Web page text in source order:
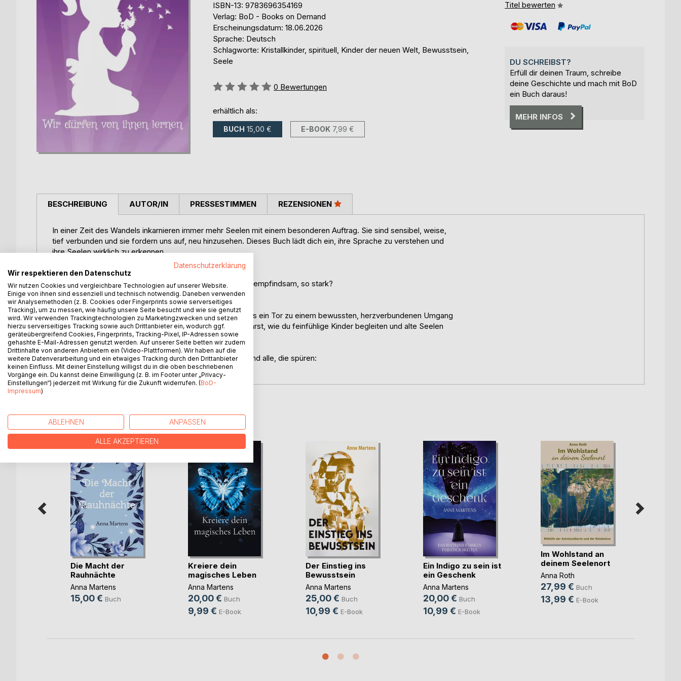
ISBN-13: 9783696354169
Verlag: BoD - Books on Demand
Erscheinungsdatum: 18.06.2026
Sprache: Deutsch
Schlagworte: Kristallkinder, spirituell, Kinder der neuen Welt, Bewusstsein,
Seele
Bewertung::
0 Bewertungen
erhältlich als:
BUCH 15,00 € E-BOOK 7,99 €
Titel bewerten
DU SCHREIBST?
Erfüll dir deinen Traum, schreibe
deine Geschichte und mach mit BoD
ein Buch daraus!
MEHR INFOS
BESCHREIBUNG
In einer Zeit des Wandels inkarnieren immer mehr Seelen mit einem besonderen Auftrag. Sie sind sensibel, weise,
tief verbunden und sie fordern uns auf, neu hinzusehen. Dieses Buch lädt dich ein, ihre Sprache zu verstehen und
ihre Seelen wirklich zu erkennen.
Was will dein Kind dir wirklich sagen?
Warum sind manche Kinder heute so anders, so wach, so empfindsam, so stark?
Und was bedeutet es, selbst eine dieser Seelen zu sein?
Einfühlsam und voller spiritueller Tiefe öffnet Anna Martens ein Tor zu einem bewussten, herzverbundenen Umgang
mit den Kindern der neuen Zeit und mit dir selbst. Du erfährst, wie du feinfühlige Kinder begleiten und alte Seelen
erkennen kannst.
Dieses Buch ist ein Kompass für Eltern, Seelenbegleiter und alle, die spüren:
Die neue Welt beginnt mit unseren Kindern und in uns.
AUTOR/IN PRESSESTIMMEN REZENSIONEN
WEITERE TITEL BEIBoD
Die Macht der
Rauhnächte
Anna Martens
15,00 € Buch
Kreiere dein
magisches Leben
Anna Martens
20,00 € Buch
9,99 € E-Book
Der Einstieg ins
Bewusstsein
Anna Martens
25,00 € Buch
10,99 € E-Book
Ein Indigo zu sein ist
ein Geschenk
Anna Martens
20,00 € Buch
10,99 € E-Book
Im Wohlstand an
deinem Seelenort
Anna Roth
27,99 € Buch
13,99 € E-Book
Datenschutzerklärung
Wir respektieren den Datenschutz
Wir nutzen Cookies und vergleichbare Technologien auf unserer Website.
Einige von ihnen sind essenziell und technisch notwendig. Daneben verwenden
wir Analysemethoden (z. B. Cookies oder Fingerprints sowie serverseitiges
Tracking), um zu messen, wie häufig unsere Seite besucht und wie sie genutzt
wird. Wir verwenden Trackingtechnologien zu Marketingzwecken und setzen
hierzu serverseitiges Tracking sowie auch Drittanbieter ein, wodurch ggf.
geräteübergreifend Cookies, Fingerprints, Tracking-Pixel, IP-Adressen sowie
gehashte E-Mail-Adressen genutzt werden. Auf unserer Seite betten wir zudem
Drittinhalte von anderen Anbietern ein (Video-Plattformen). Wir haben auf die
weitere Datenverarbeitung und ein etwaiges Tracking durch den Drittanbieter
keinen Einfluss. Mit deiner Einstellung willigst du in die oben beschriebenen
Vorgänge ein. Du kannst deine Einwilligung (z. B. im Footer unter „Privacy-
Einstellungen“) jederzeit mit Wirkung für die Zukunft widerrufen. (BoD-
Impressum)
ABLEHNEN ANPASSEN
ALLE AKZEPTIEREN